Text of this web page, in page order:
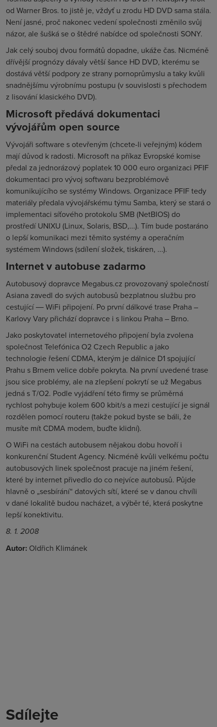
od Warner Bros. to jistě je, vždyť u zrodu HD DVD sama stála.
Není jasné, proč nakonec vedení společnosti změnilo svůj
názor, ale šušká se o štědré nabídce od společnosti SONY.
Jak celý souboj dvou formátů dopadne, ukáže čas. Nicméně
dřívější prognózy dávaly větší šance HD DVD, kterému se
dostává větší podpory ze strany pornoprůmyslu a taky kvůli
snadnějšímu výrobnímu postupu (v souvislosti s přechodem
z lisování klasického DVD).
Microsoft předává dokumentaci
vývojářům open source
Vývojáři software s otevřeným (chcete-li veřejným) kódem
mají důvod k radosti. Microsoft na příkaz Evropské komise
předal za jednorázový poplatek 10 000 euro organizaci PFIF
dokumentaci pro vývoj softwaru bezproblémově
komunikujícího se systémy Windows. Organizace PFIF tedy
materiály předala vývojářskému týmu Samba, který se stará o
implementaci síťového protokolu SMB (NetBIOS) do
prostředí UNIXU (Linux, Solaris, BSD,...). Tím bude postaráno
o lepší komunikaci mezi těmito systémy a operačním
systémem Windows (sdílení složek, tiskáren, ...).
Internet v autobuse zadarmo
Autobusový dopravce Megabus.cz provozovaný společností
Asiana zavedl do svých autobusů bezplatnou službu pro
cestující ― WiFi připojení. Po první dálkové trase Praha –
Karlovy Vary přichází dopravce i s linkou Praha – Brno.
Jako poskytovatel internetového připojení byla zvolena
společnost Telefónica O2 Czech Republic a jako
technologie řešení CDMA, kterým je dálnice D1 spojující
Prahu s Brnem velice dobře pokryta. Na první uvedené trase
jsou sice problémy, ale na zlepšení pokrytí se už Megabus
jedná s T/O2. Podle vyjádření této firmy se průměrná
rychlost pohybuje kolem 600 kbit/s a mezi cestující je signál
rozdělen pomocí routeru (takže pokud byste se báli, že
musíte mít CDMA modem, buďte klidní).
O WiFi na cestách autobusem nějakou dobu hovoří i
konkurenční Student Agency. Nicméně kvůli velkému počtu
autobusových linek společnost pracuje na jiném řešení,
které by internet přivedlo do co nejvíce autobusů. Půjde
hlavně o „sesbírání“ datových sítí, které se v danou chvíli
v dané lokalitě budou nacházet, a výběr té, která poskytne
lepší konektivitu.
8. 1. 2008
Autor: Oldřich Klimánek
Sdílejte